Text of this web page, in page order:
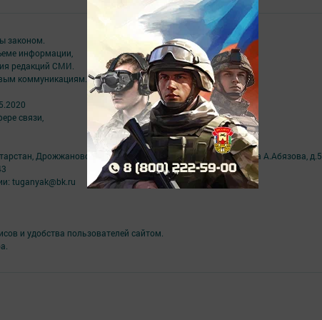
законом.
информации,
редакций СМИ.
коммуникациям.
связи,
Дрожжановский район, село Старое Дрожжаное улица А.Абязова, д.5
tuganyak@bk.ru
и удобства пользователей сайтом.